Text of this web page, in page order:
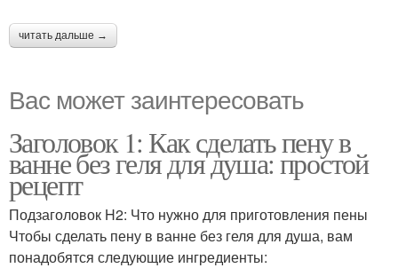
читать дальше →
Вас может заинтересовать
Заголовок 1: Как сделать пену в
ванне без геля для душа: простой
рецепт
Подзаголовок H2: Что нужно для приготовления пены
Чтобы сделать пену в ванне без геля для душа, вам
понадобятся следующие ингредиенты: